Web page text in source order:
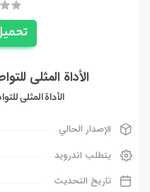
الأداة المثلى
الأداة المثلى
الإصدار الحالي
يتطلب اندرويد
تاريخ التحديث